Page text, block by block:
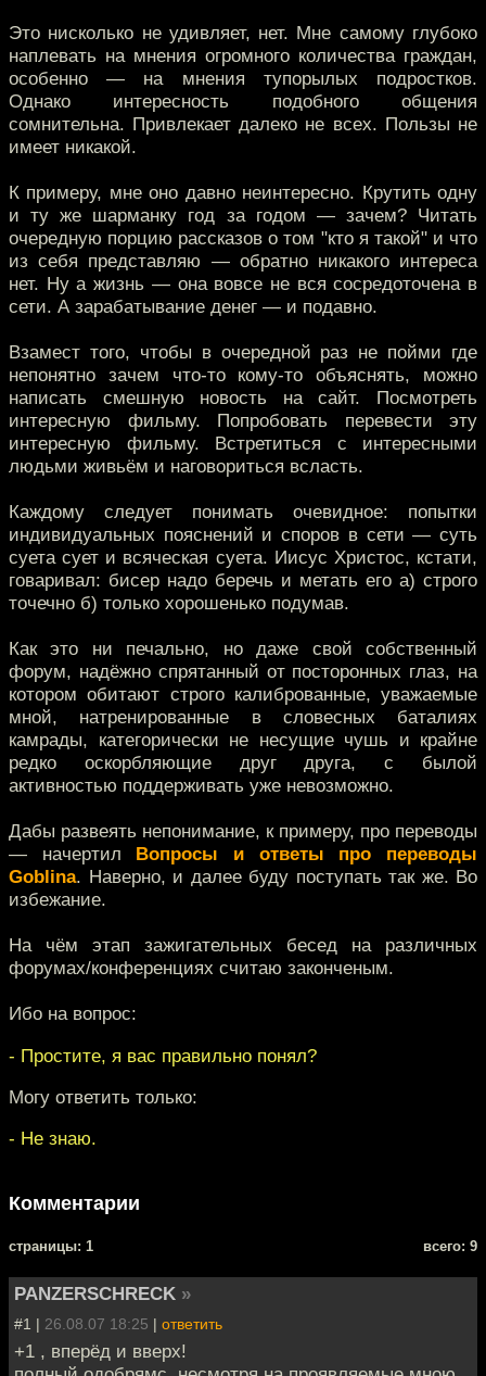
Это нисколько не удивляет, нет. Мне самому глубоко
наплевать на мнения огромного количества граждан,
особенно — на мнения тупорылых подростков.
Однако интересность подобного общения
сомнительна. Привлекает далеко не всех. Пользы не
имеет никакой.
К примеру, мне оно давно неинтересно. Крутить одну
и ту же шарманку год за годом — зачем? Читать
очередную порцию рассказов о том "кто я такой" и что
из себя представляю — обратно никакого интереса
нет. Ну а жизнь — она вовсе не вся сосредоточена в
сети. А зарабатывание денег — и подавно.
Взамест того, чтобы в очередной раз не пойми где
непонятно зачем что-то кому-то объяснять, можно
написать смешную новость на сайт. Посмотреть
интересную фильму. Попробовать перевести эту
интересную фильму. Встретиться с интересными
людьми живьём и наговориться всласть.
Каждому следует понимать очевидное: попытки
индивидуальных пояснений и споров в сети — суть
суета сует и всяческая суета. Иисус Христос, кстати,
говаривал: бисер надо беречь и метать его а) строго
точечно б) только хорошенько подумав.
Как это ни печально, но даже свой собственный
форум, надёжно спрятанный от посторонных глаз, на
котором обитают строго калиброванные, уважаемые
мной, натренированные в словесных баталиях
камрады, категорически не несущие чушь и крайне
редко оскорбляющие друг друга, с былой
активностью поддерживать уже невозможно.
Дабы развеять непонимание, к примеру, про переводы
— начертил Вопросы и ответы про переводы
Goblina. Наверно, и далее буду поступать так же. Во
избежание.
На чём этап зажигательных бесед на различных
форумах/конференциях считаю законченым.
Ибо на вопрос:
- Простите, я вас правильно понял?
Могу ответить только:
- Не знаю.
Комментарии
cтраницы: 1 всего: 9
PANZERSCHRECK »
#1 | 26.08.07 18:25 | ответить
+1 , вперёд и вверх!